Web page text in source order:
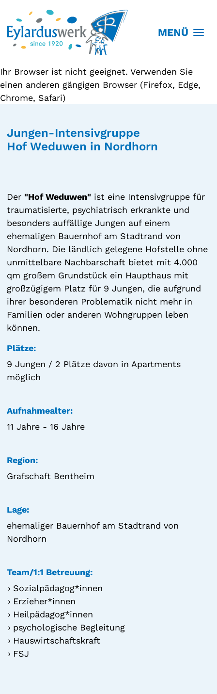
MENÜ
Ihr Browser ist nicht geeignet. Verwenden Sie
einen anderen gängigen Browser (Firefox, Edge,
Chrome, Safari)
Jungen-Intensivgruppe
Hof Weduwen in Nordhorn
Der "Hof Weduwen"ist eine Intensivgruppe für
traumatisierte, psychiatrisch erkrankte und
besonders auffällige Jungen auf einem
ehemaligen Bauernhof am Stadtrand von
Nordhorn. Die ländlich gelegene Hofstelle ohne
unmittelbare Nachbarschaft bietet mit 4.000
qm großem Grundstück ein Haupthaus mit
großzügigem Platz für 9 Jungen, die aufgrund
ihrer besonderen Problematik nicht mehr in
Familien oder anderen Wohngruppen leben
können.
Plätze:
9 Jungen / 2 Plätze davon in Apartments
möglich
Aufnahmealter:
11 Jahre - 16 Jahre
Region:
Grafschaft Bentheim
Lage:
ehemaliger Bauernhof am Stadtrand von
Nordhorn
Team/1:1 Betreuung:
Sozialpädagog*innen
Erzieher*innen
Heilpädagog*innen
psychologische Begleitung
Hauswirtschaftskraft
FSJ